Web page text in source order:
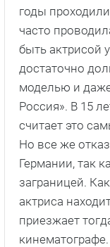
годы проходили
часто
быть актрисой
достаточно
моделью и
Россия». В 15
считает это
Но все же
Германии, так
заграницей.
актриса
приезжает
кинематографе.